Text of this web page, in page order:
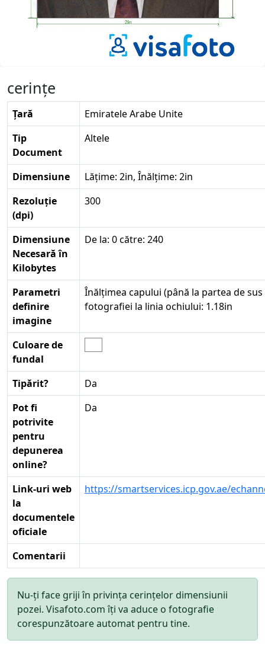
cerinţe
Țară
Emiratele Arabe Unite
Tip
Document
Altele
Dimensiune
Lățime: 2in, Înălțime: 2in
Rezoluție
(dpi)
300
Dimensiune
Necesară în
Kilobytes
De la: 0 către: 240
Parametri
definire
imagine
Înălțimea capului (până la partea de
fotografiei la linia ochiului: 1.18in
Culoare de
fundal
Tipărit?
Da
Pot fi
potrivite
pentru
depunerea
online?
Da
Link-uri web
la
documentele
oficiale
https://smartservices.icp.gov.ae/
Comentarii
Nu-ți face griji în privința cerințelor dimensiunii
pozei. Visafoto.com îți va aduce o fotografie
corespunzătoare automat pentru tine.